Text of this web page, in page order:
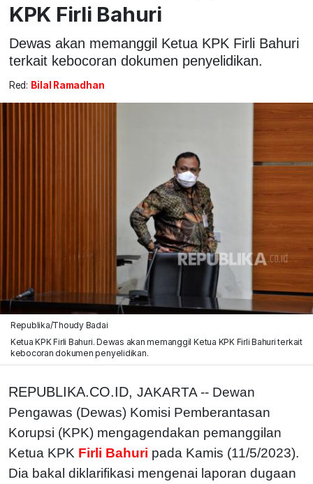
KPK Firli Bahuri
Dewas akan memanggil Ketua KPK Firli Bahuri
terkait kebocoran dokumen penyelidikan.
Red: Bilal Ramadhan
Republika/Thoudy Badai
Ketua KPK Firli Bahuri. Dewas akan memanggil Ketua KPK Firli Bahuri terkait
kebocoran dokumen penyelidikan.
REPUBLIKA.CO.ID, JAKARTA -- Dewan
Pengawas (Dewas) Komisi Pemberantasan
Korupsi (KPK) mengagendakan pemanggilan
Ketua KPK Firli Bahuri pada Kamis (11/5/2023).
Dia bakal diklarifikasi mengenai laporan dugaan